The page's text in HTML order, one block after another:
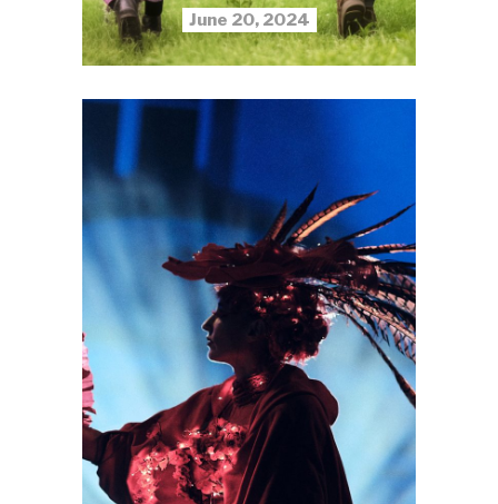
June 20, 2024